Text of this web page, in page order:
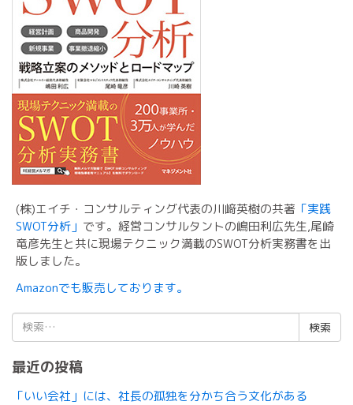
(株)エイチ・コンサルティング代表の川﨑英樹の共著 「実践
SWOT分析」 です。経営コンサルタントの嶋田利広先生,尾崎
竜彦先生と共に現場テクニック満載のSWOT分析実務書を出
版しました。
Amazonでも販売しております。
検
索:
最近の投稿
「いい会社」には、社長の孤独を分かち合う文化がある